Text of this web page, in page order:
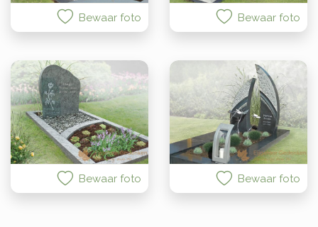
Bewaar foto Bewaar foto
Bewaar foto Bewaar foto